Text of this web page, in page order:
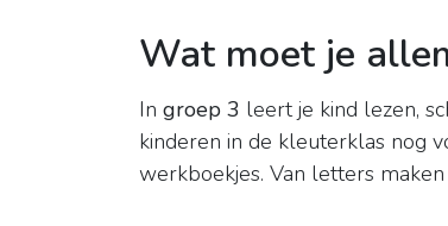
Wat moet je
In groep 3 leert je kind lezen,
kinderen in de kleuterklas nog
werkboekjes. Van letters